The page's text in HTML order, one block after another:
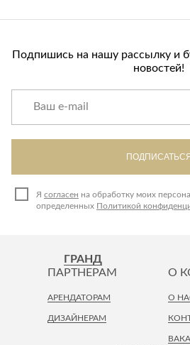
Подпишись на нашу рассылку и
новостей!
ПОДПИСАТЬСЯ
Я согласен на обработку моих
определенных Политикой
ГРАНД
ПАРТНЕРАМ
АРЕНДАТОРАМ
ДИЗАЙНЕРАМ
О
О